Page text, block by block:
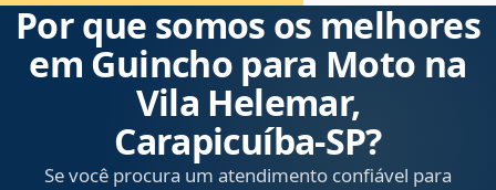
Por que somos os melhores
em Guincho para Moto na
Vila Helemar,
Carapicuíba‑SP?
Se você procura um atendimento confiável para